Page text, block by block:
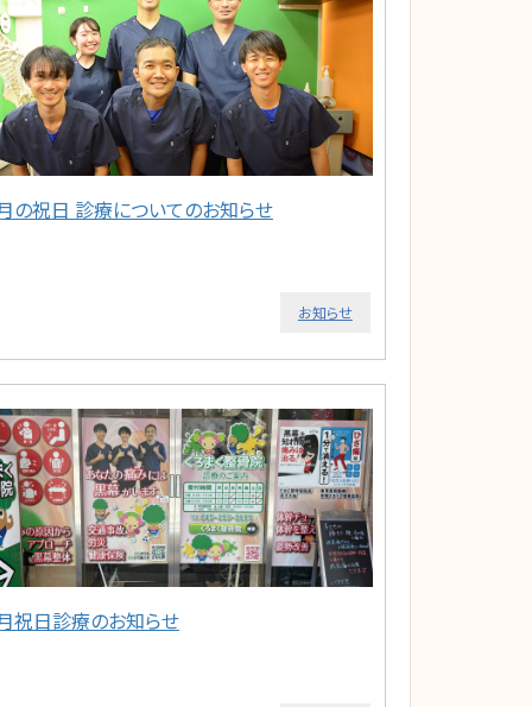
の祝日 診療についてのお知らせ
お知らせ
祝日診療のお知らせ